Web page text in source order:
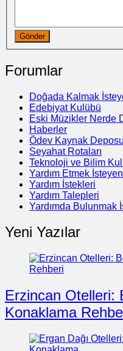
Gönder
Forumlar
Doğada Kalmak
Edebiyat Kulübü
Eski Müzikler Nerde
Haberler
Ödev Kaynak Deposu
Seyahat Rotaları
Teknoloji ve Bilim
Yardım Etmek
Yardım İstekleri
Yardım Talepleri
Yardımda Bulunmak
Yeni Yazılar
Erzincan Otelleri:
Konaklama